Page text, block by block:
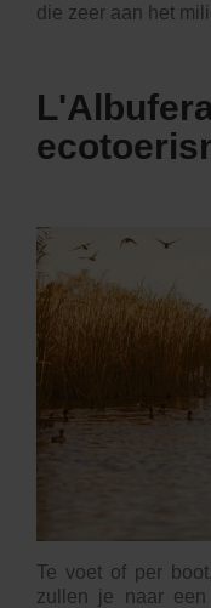
die zeer aan het
Te voet of per
zullen je naar een